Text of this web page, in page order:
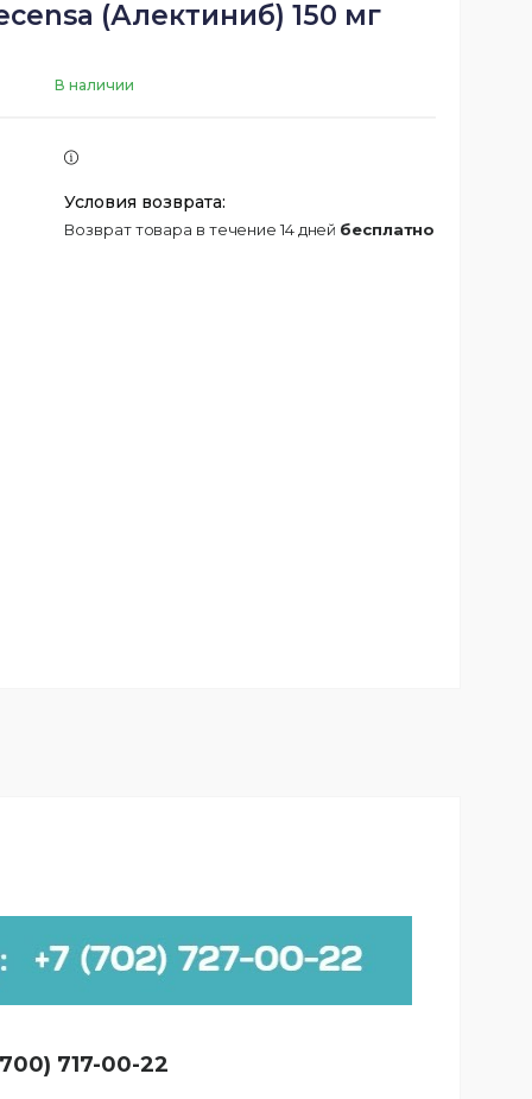
(Алектиниб) 150 мг
В наличии
возврат товара в течение 14 дней бесплатно
717-00-22